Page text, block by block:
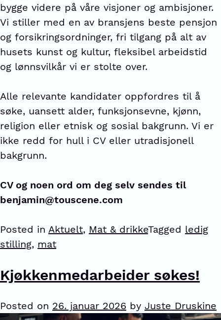
bygge videre på våre visjoner og ambisjoner.
Vi stiller med en av bransjens beste pensjon
og forsikringsordninger, fri tilgang på alt av
husets kunst og kultur, fleksibel arbeidstid
og lønnsvilkår vi er stolte over.
Alle relevante kandidater oppfordres til å
søke, uansett alder, funksjonsevne, kjønn,
religion eller etnisk og sosial bakgrunn. Vi er
ikke redd for hull i CV eller utradisjonell
bakgrunn.
CV og noen ord om deg selv sendes til
benjamin@touscene.com
Posted in Aktuelt, Mat & drikkeTagged ledig
stilling, mat
Kjøkkenmedarbeider søkes!
Posted on 26. januar 2026 by Juste Druskine